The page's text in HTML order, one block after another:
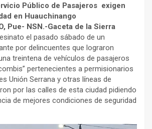
Público de Pasajeros exigen
en Huauchinango
Pue- NSN.-Gaceta de la Sierra
el pasado sábado de un
por delincuentes que lograron
treintena de vehículos de pasajeros
pertenecientes a permisionarios
Unión Serrana y otras líneas de
por las calles de esta ciudad pidiendo
de mejores condiciones de seguridad